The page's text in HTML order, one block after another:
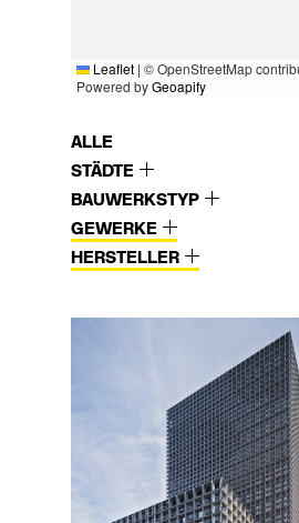
Leaflet | © OpenStreetMap
Powered byGeoapify
ALLE
STÄDTE
BAUWERKSTYP
GEWERKE
HERSTELLER